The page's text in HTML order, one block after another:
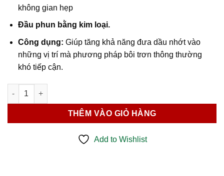
không gian hẹp
Đầu phun bằng kim loại.
Công dụng: Giúp tăng khả năng đưa dầu nhớt vào
những vị trí mà phương pháp bôi trơn thông thường
khó tiếp cận.
Bình Nhớt Sắt 250G Berrylion số lượng
THÊM VÀO GIỎ HÀNG
Add to Wishlist